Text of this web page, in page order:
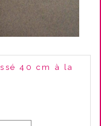
40 cm à la